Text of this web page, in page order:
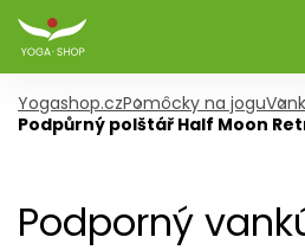
Yogashop.czPomôcky na jogu
Podpůrný polštář Half Moon
Podporný